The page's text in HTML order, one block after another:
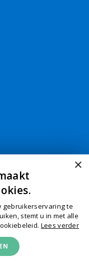
Privacy
×
gebruikerservaring te
stemt u in met alle
Lees verder